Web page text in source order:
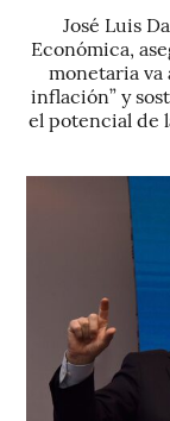
José Luis
Económica,
monetaria va
inflación” y
el potencial de